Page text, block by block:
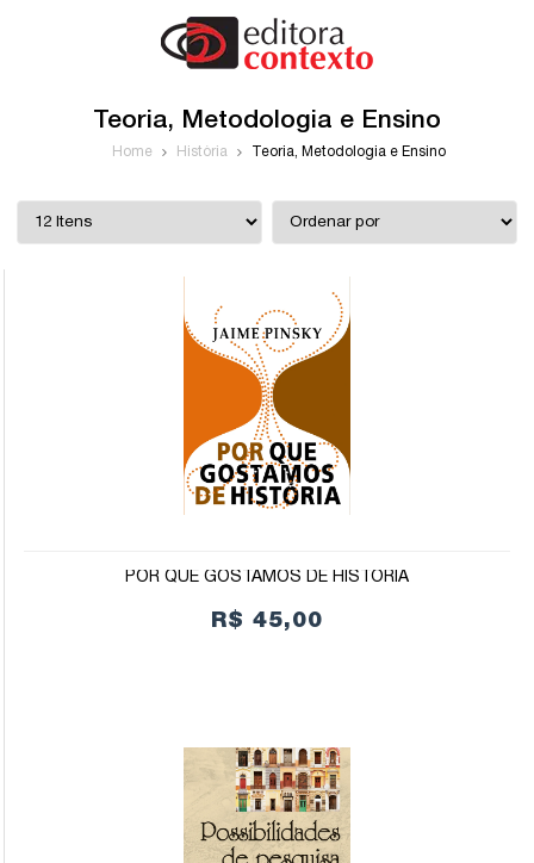
Teoria, Metodologia e Ensino
Home História Teoria, Metodologia e Ensino
POR QUE GOSTAMOS DE HISTÓRIA
R$ 45,00